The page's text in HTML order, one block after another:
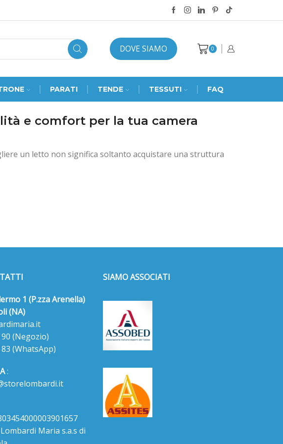
DOVE SIAMO 0
PARATI TENDE TESSUTI FAQ
e comfort per la tua camera
un letto non significa soltanto acquistare una struttura
1 (P.zza Arenella)
(NA)
(Negozio)
(WhatsApp)
:
Maria s.a.s di
SIAMO ASSOCIATI